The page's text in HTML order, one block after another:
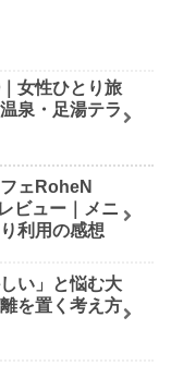
女性ひとり旅
泉・足湯テラ
ェRoheN
ビュー｜メニ
利用の感想
い」と悩む大
を置く考え方